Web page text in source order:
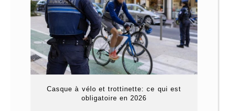
Casque à vélo et trottinette: ce qui est
obligatoire en 2026